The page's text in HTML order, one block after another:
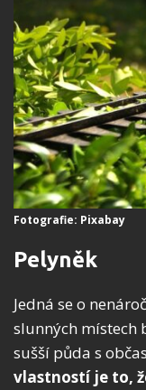
Fotografie: Pixabay
Pelyněk
Jedná se o
slunných místech
sušší půda s
vlastností je to,